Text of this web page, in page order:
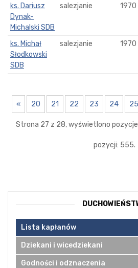
ks. Dariusz
Dynak-
Michalski SDB
salezjanie 1970
ks. Michał
Słodkowski
SDB
salezjanie 1970
« 20 21 22 23 24 25
Strona 27 z 28, wyświetlono pozycje
pozycji: 555.
Lista kapłanów
Dziekani i wicedziekani
Godności i odznaczenia